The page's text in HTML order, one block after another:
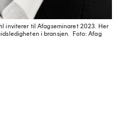
inviterer til Afagseminaret 2023. Her
i bransjen.
Foto: Afag